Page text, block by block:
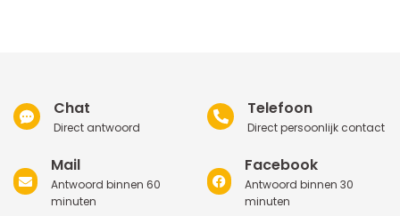
Chat
Direct antwoord
Telefoon
Direct persoonlijk contact
Mail
Antwoord binnen 60
minuten
Facebook
Antwoord binnen 30
minuten